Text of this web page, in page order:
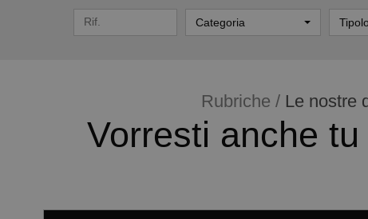
Categoria
Rubriche / Le nostre
Vorresti anche